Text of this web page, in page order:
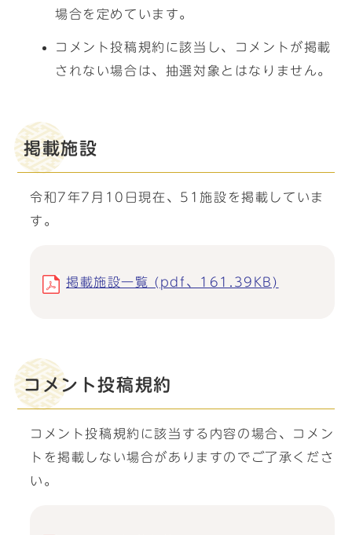
場合を定めています。
コメント投稿規約に該当し、コメントが掲載
されない場合は、抽選対象とはなりません。
掲載施設
令和7年7月10日現在、51施設を掲載していま
す。
掲載施設一覧 (pdf、161.39KB)
コメント投稿規約
コメント投稿規約に該当する内容の場合、コメン
トを掲載しない場合がありますのでご了承くださ
い。